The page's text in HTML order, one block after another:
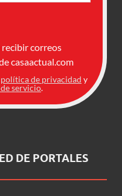
correos
casaactual.com
política de privacidad y
servicio.
DE PORTALES